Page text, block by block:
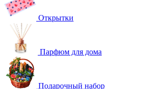
Открытки
Парфюм для дома
Подарочный набор